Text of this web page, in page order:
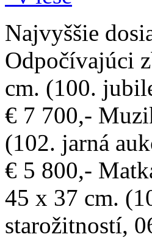
Najvyššie
Odpočívajúci
cm. (100.
€ 7 700,-
(102. jarná
€ 5 800,-
45 x 37 cm.
starožitností,